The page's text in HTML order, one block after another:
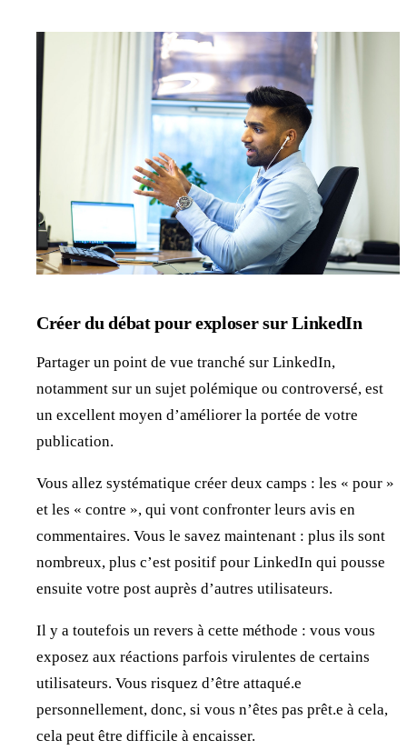
Créer du débat pour exploser sur LinkedIn
Partager un point de vue tranché sur LinkedIn,
notamment sur un sujet polémique ou controversé, est
un excellent moyen d’améliorer la portée de votre
publication.
Vous allez systématique créer deux camps : les « pour »
et les « contre », qui vont confronter leurs avis en
commentaires. Vous le savez maintenant : plus ils sont
nombreux, plus c’est positif pour LinkedIn qui pousse
ensuite votre post auprès d’autres utilisateurs.
Il y a toutefois un revers à cette méthode : vous vous
exposez aux réactions parfois virulentes de certains
utilisateurs. Vous risquez d’être attaqué.e
personnellement, donc, si vous n’êtes pas prêt.e à cela,
cela peut être difficile à encaisser.